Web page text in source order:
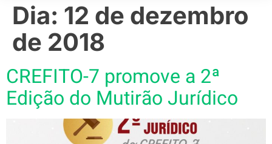
Dia: 12 de dezembro
de 2018
CREFITO-7 promove a 2ª
Edição do Mutirão Jurídico